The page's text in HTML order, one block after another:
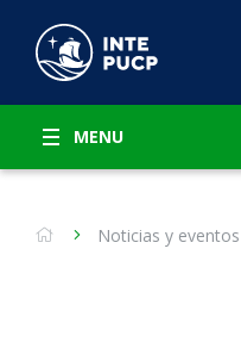
MENU
Noticias y eventos